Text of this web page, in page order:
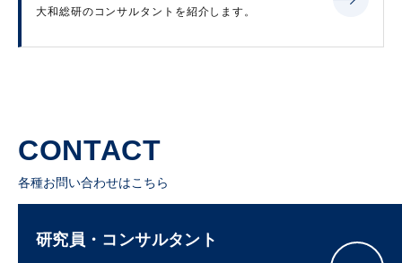
大和総研のコンサルタントを紹介します。
CONTACT
各種お問い合わせはこちら
研究員・コンサルタント